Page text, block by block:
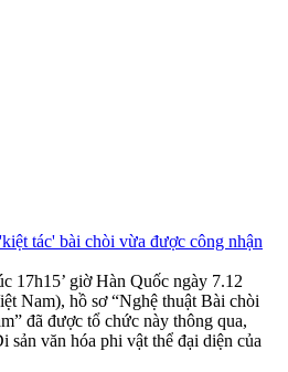
tác' bài chòi vừa được công nhận
17h15’ giờ Hàn Quốc ngày 7.12
Nam), hồ sơ “Nghệ thuật Bài chòi
đã được tổ chức này thông qua,
sản văn hóa phi vật thể đại diện của